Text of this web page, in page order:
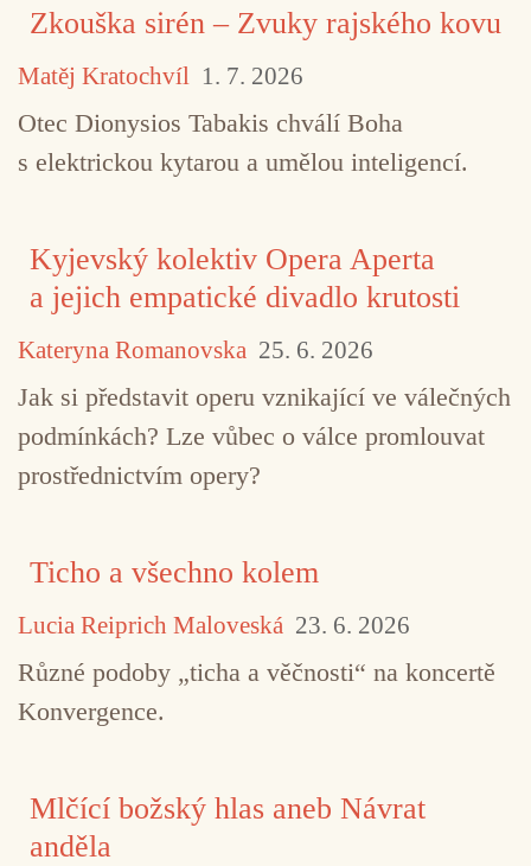
TAGY současná kompozice Steve Reich
Zkouška sirén – Zvuky rajského kovu
Matěj Kratochvíl 1. 7. 2026
Otec Dionysios Tabakis chválí Boha
s elektrickou kytarou a umělou inteligencí.
Kyjevský kolektiv Opera Aperta
a jejich empatické divadlo krutosti
Kateryna Romanovska 25. 6. 2026
Jak si představit operu vznikající ve válečných
podmínkách? Lze vůbec o válce promlouvat
prostřednictvím opery?
Ticho a všechno kolem
Lucia Reiprich Maloveská 23. 6. 2026
Různé podoby „ticha a věčnosti“ na koncertě
Konvergence.
Mlčící božský hlas aneb Návrat
anděla